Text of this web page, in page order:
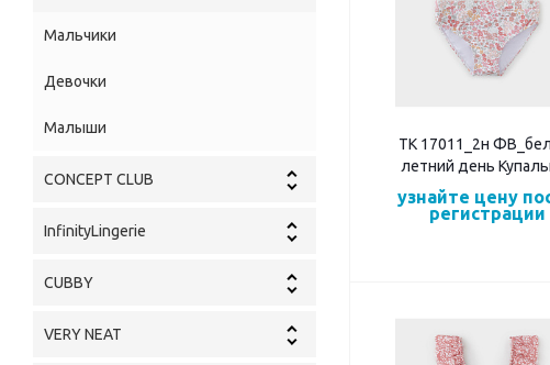
ТК 17011_2н
летний день
узнайте цену
регистрации
Мальчики
Девочки
Малыши
CONCEPT CLUB
InfinityLingerie
CUBBY
VERY NEAT